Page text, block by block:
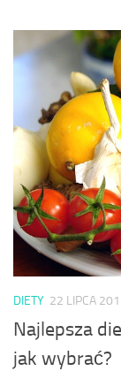
DIETY 22 LIPCA
Najlepsza
jak wybrać?